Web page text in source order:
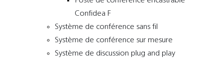
Confidea F
Système de conférence sans fil
Système de conférence sur mesure
Système de discussion plug and play